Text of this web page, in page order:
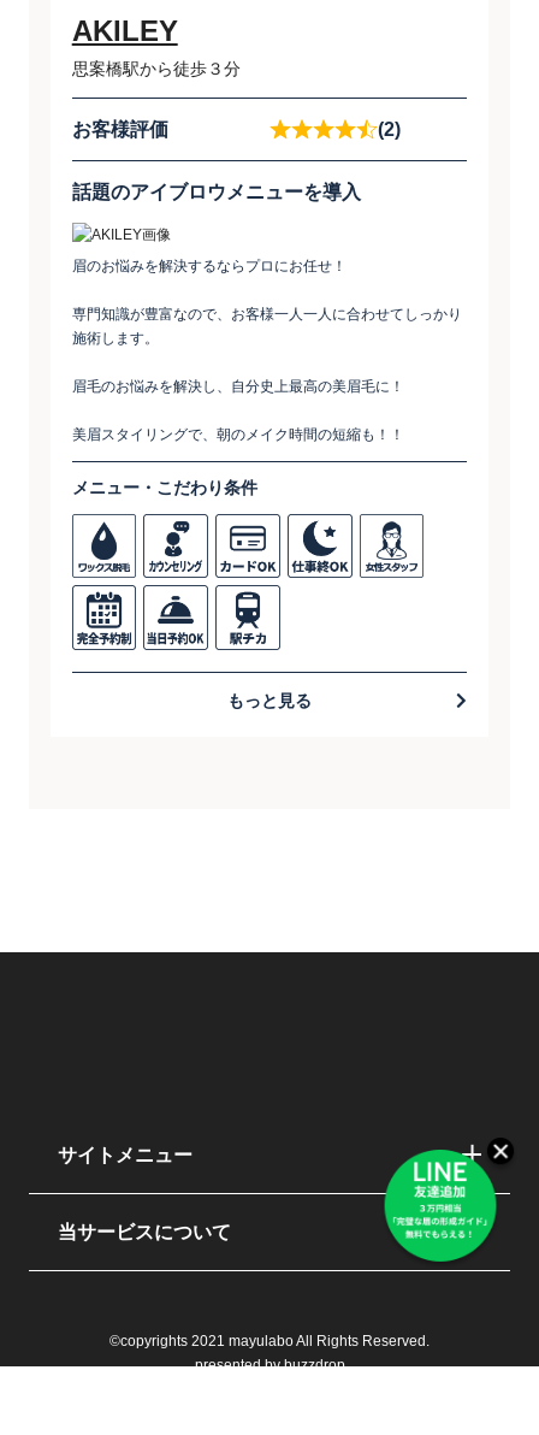
AKILEY
思案橋駅から徒歩３分
お客様評価 (2)
話題のアイブロウメニューを導入
眉のお悩みを解決するならプロにお任せ！
専門知識が豊富なので、お客様一人一人に合わせてしっかり
施術します。
眉毛のお悩みを解決し、自分史上最高の美眉毛に！
美眉スタイリングで、朝のメイク時間の短縮も！！
メニュー・こだわり条件
もっと見る
サイトメニュー
当サービスについて
©copyrights 2021 mayulabo All Rights Reserved.
presented by buzzdrop